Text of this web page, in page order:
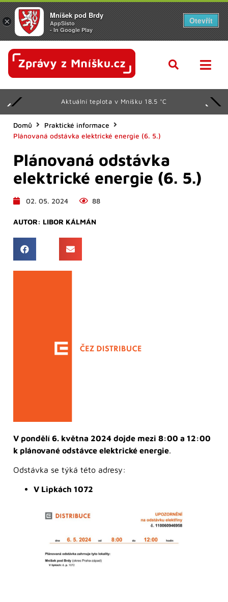
Aktuální teplota v Mníšku 18.5 °C
Domů
Praktické informace
Plánovaná odstávka elektrické energie (6. 5.)
Plánovaná odstávka
elektrické energie (6. 5.)
02. 05. 2024 88
AUTOR: LIBOR KÁLMÁN
V pondělí 6. května 2024 dojde mezi 8:00 a 12:00
k plánované odstávce elektrické energie.
Odstávka se týká této adresy:
V Lipkách 1072
×
Mníšek pod Brdy
AppSisto
- In Google Play
Otevřít